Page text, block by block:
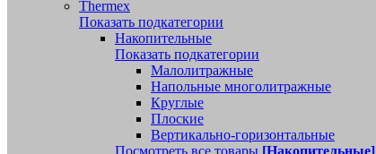
Thermex
Показать подкатегории
Накопительные
Показать подкатегории
Малолитражные
Напольные многолитражные
Круглые
Плоские
Вертикально-горизонтальные
Посмотреть все товары [Накопительные]